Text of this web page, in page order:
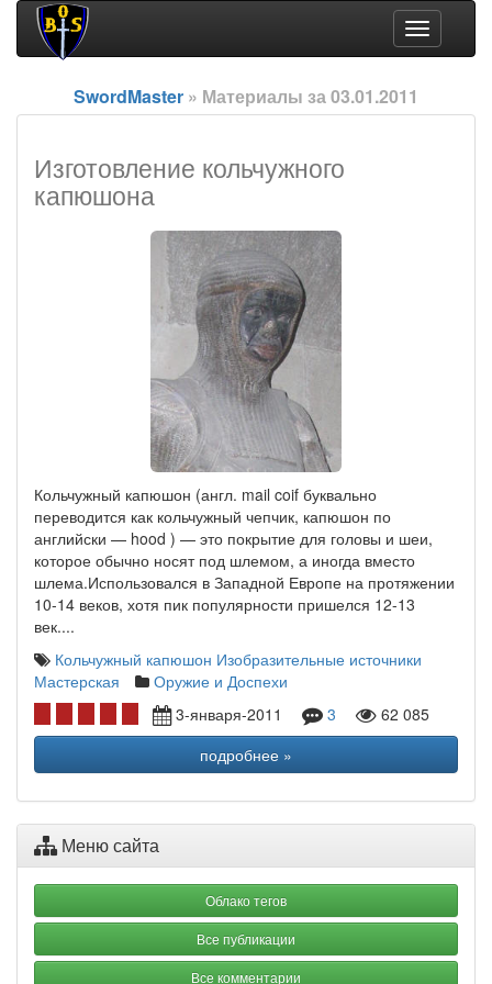
Toggle
navigation
SwordMaster » Материалы за 03.01.2011
Изготовление кольчужного
капюшона
Кольчужный капюшон (англ. mail coif буквально
переводится как кольчужный чепчик, капюшон по
английски — hood ) — это покрытие для головы и шеи,
которое обычно носят под шлемом, а иногда вместо
шлема.Использовался в Западной Европе на протяжении
10-14 веков, хотя пик популярности пришелся 12-13
век....
Кольчужный капюшон Изобразительные источники
Мастерская
Оружие и Доспехи
3-января-2011
3
62 085
подробнее »
Меню сайта
Облако тегов
Все публикации
Все комментарии